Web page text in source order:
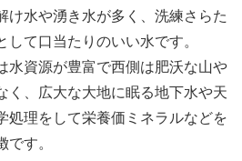
け水や湧き水が多く、洗練さらた
て口当たりのいい水です。
水資源が豊富で西側は肥沃な山や
く、広大な大地に眠る地下水や天
処理をして栄養価ミネラルなどを
す。